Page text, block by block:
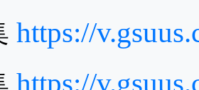
https://
https://